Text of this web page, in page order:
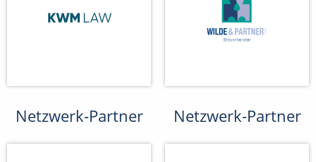
Netzwerk-Partner Netzwerk-Partner